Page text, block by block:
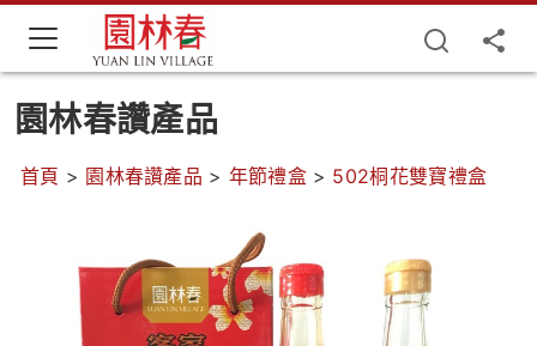
園林春讚產品
首頁 > 園林春讚產品 > 年節禮盒 > 502桐花雙寶禮盒